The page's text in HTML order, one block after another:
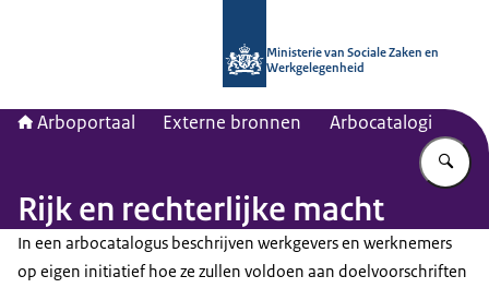
Ministerie van Sociale Zaken en
Werkgelegenheid
Arboportaal Externe bronnen Arbocatalogi
Rijk en rechterlijke macht
In een arbocatalogus beschrijven werkgevers en werknemers
op eigen initiatief hoe ze zullen voldoen aan doelvoorschriften